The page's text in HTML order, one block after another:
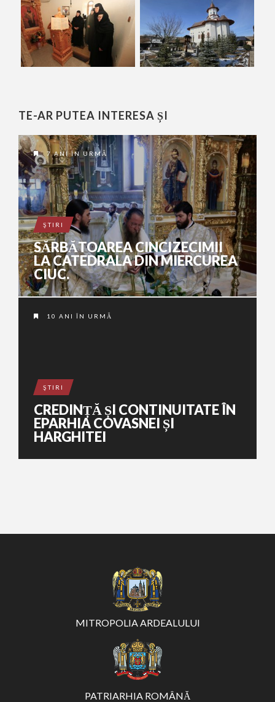
TE-AR PUTEA INTERESA ȘI
7 ANI ÎN URMĂ
ŞTIRI
SĂRBĂTOAREA CINCIZECIMII
LA CATEDRALA DIN MIERCUREA
CIUC.
10 ANI ÎN URMĂ
ŞTIRI
CREDINȚĂ ȘI CONTINUITATE ÎN
EPARHIA COVASNEI ȘI
HARGHITEI
MITROPOLIA ARDEALULUI
PATRIARHIA ROMÂNĂ